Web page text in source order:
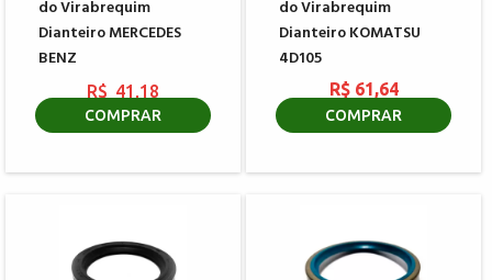
do Virabrequim
Dianteiro MERCEDES
BENZ
R$ 41,18
R$ 148,16
COMPRAR
do Virabrequim
Dianteiro KOMATSU
4D105
R$ 61,64
COMPRAR